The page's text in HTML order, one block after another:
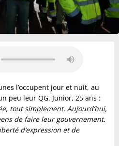
l’occupent jour et nuit, au
peu leur QG. Junior, 25 ans :
tout simplement. Aujourd’hui,
de faire leur gouvernement.
d’expression et de